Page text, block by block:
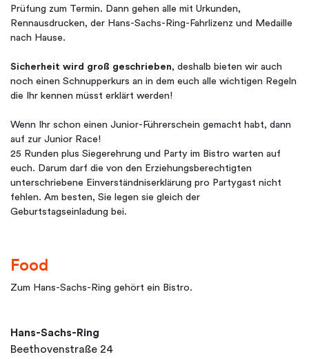
Prüfung zum Termin. Dann gehen alle mit Urkunden,
Rennausdrucken, der Hans-Sachs-Ring-Fahrlizenz und Medaille
nach Hause.
Sicherheit wird groß geschrieben, deshalb bieten wir auch
noch einen Schnupperkurs an in dem euch alle wichtigen Regeln
die Ihr kennen müsst erklärt werden!
Wenn Ihr schon einen Junior-Führerschein gemacht habt, dann
auf zur Junior Race!
25 Runden plus Siegerehrung und Party im Bistro warten auf
euch. Darum darf die von den Erziehungsberechtigten
unterschriebene Einverständniserklärung pro Partygast nicht
fehlen. Am besten, Sie legen sie gleich der
Geburtstagseinladung bei.
Food
Zum Hans-Sachs-Ring gehört ein Bistro.
Hans-Sachs-Ring
Beethovenstraße 24